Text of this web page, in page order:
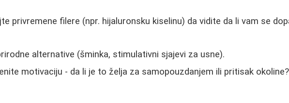
privremene filere (npr. hijaluronsku kiselinu) da vidite da li vam se
alternative (šminka, stimulativni sjajevi za usne).
motivaciju - da li je to želja za samopouzdanjem ili pritisak okoline?